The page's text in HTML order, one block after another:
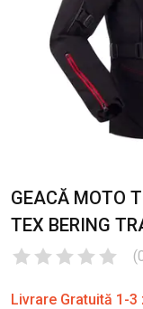
GEACĂ MOTO
TEX BERING
(
Livrare Gratuită 1-